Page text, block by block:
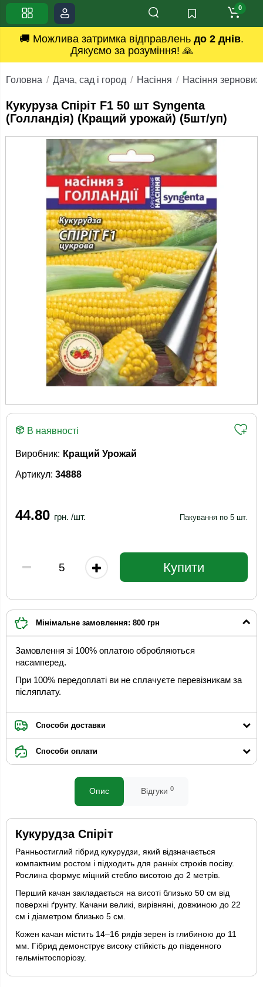
🚚 Можлива затримка відправлень до 2 днів.
Дякуємо за розуміння! 🙏
0
Головна Дача, сад і город Насіння Насіння зернових
Кукуруза Спiрiт F1 50 шт Syngenta
(Голландiя) (Кращий урожай) (5шт/уп)
В наявності
Артикул: 34888
Виробник: Кращий Урожай
44.80 грн. /шт. Пакування по 5 шт.
Купити
Мінімальне замовлення: 800 грн
Замовлення зі 100% оплатою обробляються
насамперед.
При 100% передоплаті ви не сплачуєте перевізникам за
післяплату.
Способи доставки
Способи оплати
Опис Відгуки 0
Кукурудза Спіріт
Ранньостиглий гібрид кукурудзи, який відзначається
компактним ростом і підходить для ранніх строків посіву.
Рослина формує міцний стебло висотою до 2 метрів.
Перший качан закладається на висоті близько 50 см від
поверхні ґрунту. Качани великі, вирівняні, довжиною до 22
см і діаметром близько 5 см.
Кожен качан містить 14–16 рядів зерен із глибиною до 11
мм. Гібрид демонструє високу стійкість до південного
гельмінтоспоріозу.